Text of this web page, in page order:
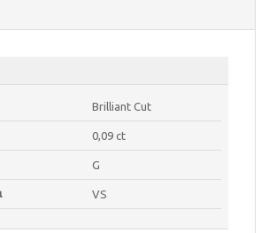
Brilliant Cut
0,09 ct
G
VS